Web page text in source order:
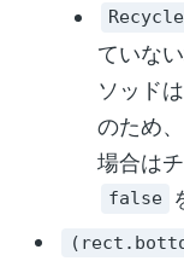
ていない
ソッドは
のため
場合は
false